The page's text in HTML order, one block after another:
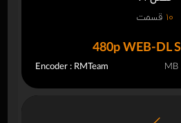
10 قسمت
480p WEB-DL
Encoder : RMTeam